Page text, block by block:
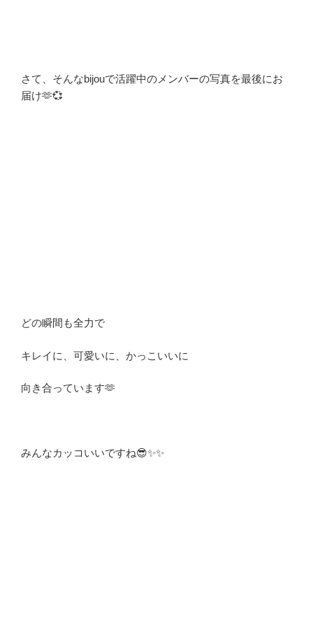
さて、そんなbijouで活躍中のメンバーの写真を最後にお
届け🫶💞
どの瞬間も全力で
キレイに、可愛いに、かっこいいに
向き合っています🫶
みんなカッコいいですね😎✨✨